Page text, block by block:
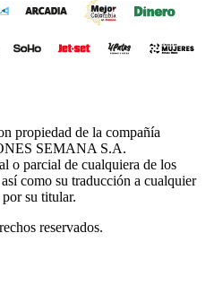
propiedad de la compañía
SEMANA S.A.
o parcial de cualquiera de los
como su traducción a cualquier
su titular.
reservados.